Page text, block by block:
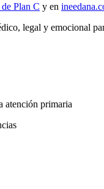
Plan C y en
legal y emocional
atención primaria